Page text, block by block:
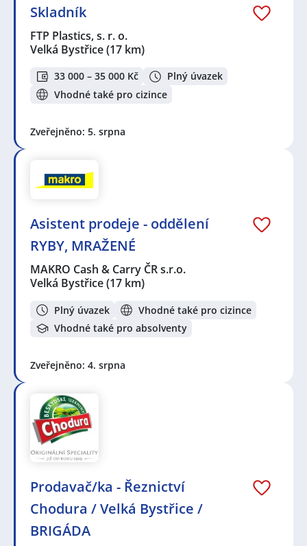
Skladník
FTP Plastics, s. r. o.
Velká Bystřice(17 km)
33 000 – 35 000 Kč
Plný úvazek
Vhodné také pro cizince
Zveřejněno: 5. srpna
Asistent prodeje - oddělení
RYBY, MRAŽENÉ
MAKRO Cash & Carry ČR s.r.o.
Velká Bystřice(17 km)
Plný úvazek
Vhodné také pro cizince
Vhodné také pro absolventy
Zveřejněno: 4. srpna
Prodavač/ka - Řeznictví
Chodura / Velká Bystřice /
BRIGÁDA